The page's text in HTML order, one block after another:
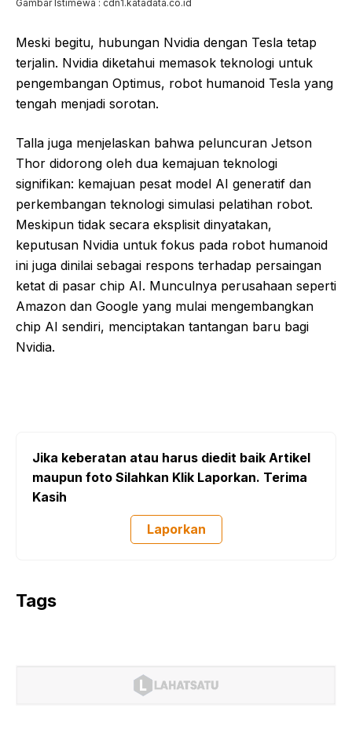
Gambar Istimewa : cdn1.katadata.co.id
Meski begitu, hubungan Nvidia dengan Tesla tetap
terjalin. Nvidia diketahui memasok teknologi untuk
pengembangan Optimus, robot humanoid Tesla yang
tengah menjadi sorotan.
Talla juga menjelaskan bahwa peluncuran Jetson
Thor didorong oleh dua kemajuan teknologi
signifikan: kemajuan pesat model AI generatif dan
perkembangan teknologi simulasi pelatihan robot.
Meskipun tidak secara eksplisit dinyatakan,
keputusan Nvidia untuk fokus pada robot humanoid
ini juga dinilai sebagai respons terhadap persaingan
ketat di pasar chip AI. Munculnya perusahaan seperti
Amazon dan Google yang mulai mengembangkan
chip AI sendiri, menciptakan tantangan baru bagi
Nvidia.
Jika keberatan atau harus diedit baik Artikel
maupun foto Silahkan Klik Laporkan. Terima
Kasih
Laporkan
Tags